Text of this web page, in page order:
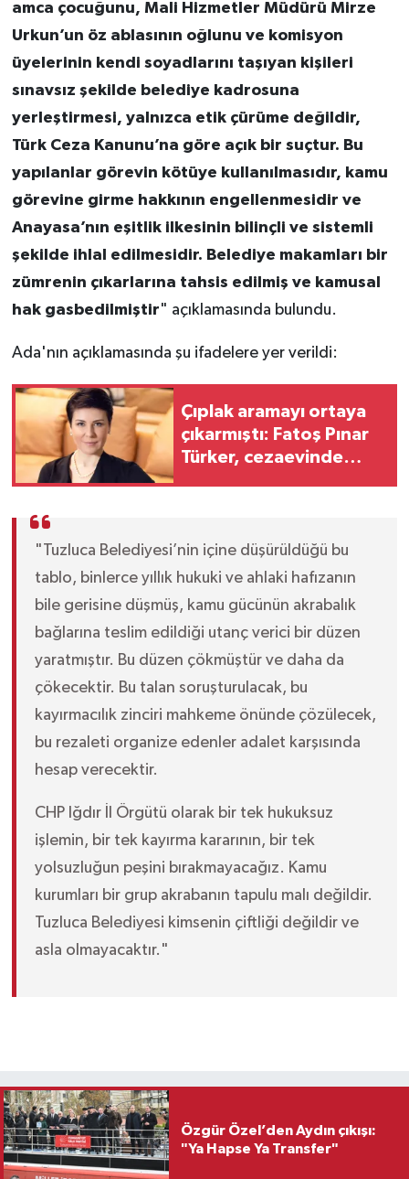
amca çocuğunu, Mali Hizmetler Müdürü Mirze
Urkun’un öz ablasının oğlunu ve komisyon
üyelerinin kendi soyadlarını taşıyan kişileri
sınavsız şekilde belediye kadrosuna
yerleştirmesi, yalnızca etik çürüme değildir,
Türk Ceza Kanunu’na göre açık bir suçtur. Bu
yapılanlar görevin kötüye kullanılmasıdır, kamu
görevine girme hakkının engellenmesidir ve
Anayasa’nın eşitlik ilkesinin bilinçli ve sistemli
şekilde ihlal edilmesidir. Belediye makamları bir
zümrenin çıkarlarına tahsis edilmiş ve kamusal
hak gasbedilmiştir" açıklamasında bulundu.
Ada'nın açıklamasında şu ifadelere yer verildi:
Çıplak aramayı ortaya
çıkarmıştı: Fatoş Pınar
Türker, cezaevinde
"Tuzluca Belediyesi’nin içine düşürüldüğü bu
tablo, binlerce yıllık hukuki ve ahlaki hafızanın
bile gerisine düşmüş, kamu gücünün akrabalık
bağlarına teslim edildiği utanç verici bir düzen
yaratmıştır. Bu düzen çökmüştür ve daha da
çökecektir. Bu talan soruşturulacak, bu
kayırmacılık zinciri mahkeme önünde çözülecek,
bu rezaleti organize edenler adalet karşısında
hesap verecektir.
CHP Iğdır İl Örgütü olarak bir tek hukuksuz
işlemin, bir tek kayırma kararının, bir tek
yolsuzluğun peşini bırakmayacağız. Kamu
kurumları bir grup akrabanın tapulu malı değildir.
Tuzluca Belediyesi kimsenin çiftliği değildir ve
asla olmayacaktır."
Özgür Özel’den Aydın çıkışı:
"Ya Hapse Ya Transfer"